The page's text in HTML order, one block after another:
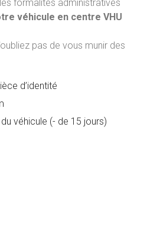
formalités administratives
véhicule en centre VHU
pas de vous munir des
d’identité
véhicule (- de 15 jours)